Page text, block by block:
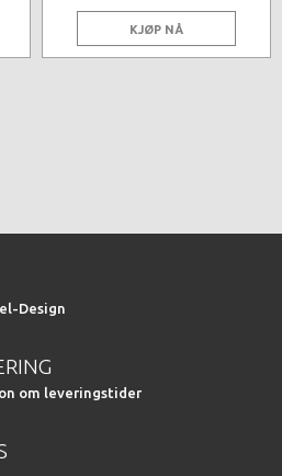
KJØP NÅ
Design
om leveringstider